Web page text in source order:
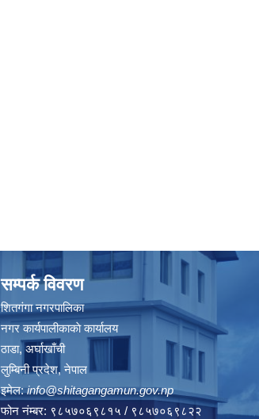
सम्पर्क विवरण
शितगंगा नगरपालिका
नगर कार्यपालीकाकाे कार्यालय
ठाडा, अर्घाखाँची
लुम्बिनी प्रदेश, नेपाल
इमेल:info@shitagangamun.gov.np
फोन नंम्बर: ९८५७०६९८१५ / ९८५७०६९८२२